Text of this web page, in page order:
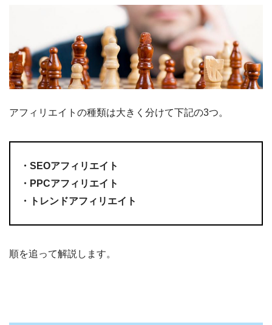
アフィリエイトの種類は大きく分けて下記の3つ。
・SEOアフィリエイト
・PPCアフィリエイト
・トレンドアフィリエイト
順を追って解説します。